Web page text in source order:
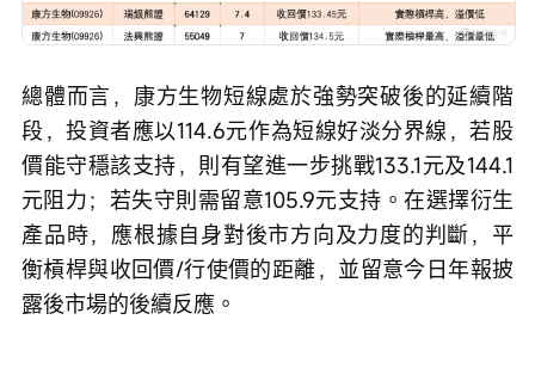
總體而言，康方生物短線處於強勢突破後的延續階
段，投資者應以114.6元作為短線好淡分界線，若股
價能守穩該支持，則有望進一步挑戰133.1元及144.1
元阻力；若失守則需留意105.9元支持。在選擇衍生
產品時，應根據自身對後市方向及力度的判斷，平
衡槓桿與收回價/行使價的距離，並留意今日年報披
露後市場的後續反應。